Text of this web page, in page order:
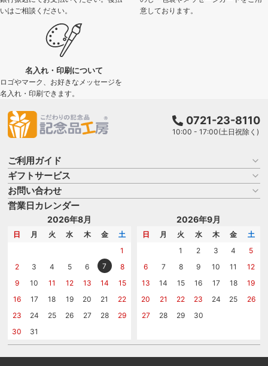
いはご相談ください。
意しております。
名入れ・印刷について
ロゴやマーク、お好きなメッセージを
名入れ・印刷できます。
0721-23-8110
10:00 - 17:00(土日祝除く)
ご利用ガイド
お買い物ガイド
よくある質問
はじめての記念品選び
記念品工房の使い方
ギフトサービス
名入れについて
のし
メッセージカード
お問い合わせ
商品選びを相談する
名入れについて相談する
カタログを請求する
営業日カレンダー
2026年8月
日 月 火 水 木 金
土
1
2
3 4 5 6 7
8
9
10 11 12 13 14
15
16
17 18 19 20 21
22
23
24 25 26 27 28
29
30
31
2026年9月
日 月 火 水 木 金
土
1
2 3 4
5
6
7 8 9 10 11
12
13
14 15 16 17 18
19
20
21 22 23 24 25
26
27
28 29 30